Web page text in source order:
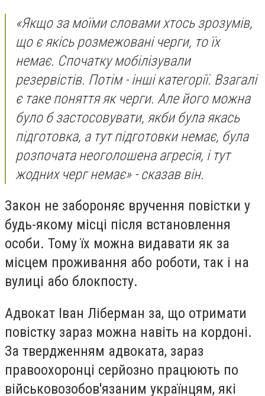
«Якщо за моїми словами хтось зрозумів,
що є якісь розмежовані черги, то їх
немає. Спочатку мобілізували
резервістів. Потім - інші категорії. Взагалі
є таке поняття як черги. Але його можна
було б застосовувати, якби була якась
підготовка, а тут підготовки немає, була
розпочата неоголошена агресія, і тут
жодних черг немає» - сказав він.
Закон не забороняє вручення повістки у
будь-якому місці після встановлення
особи. Тому їх можна видавати як за
місцем проживання або роботи, так і на
вулиці або блокпосту.
Адвокат Іван Ліберман за, що отримати
повістку зараз можна навіть на кордоні.
За твердженням адвоката, зараз
правоохоронці серйозно працюють по
військовозобов'язаним українцям, які